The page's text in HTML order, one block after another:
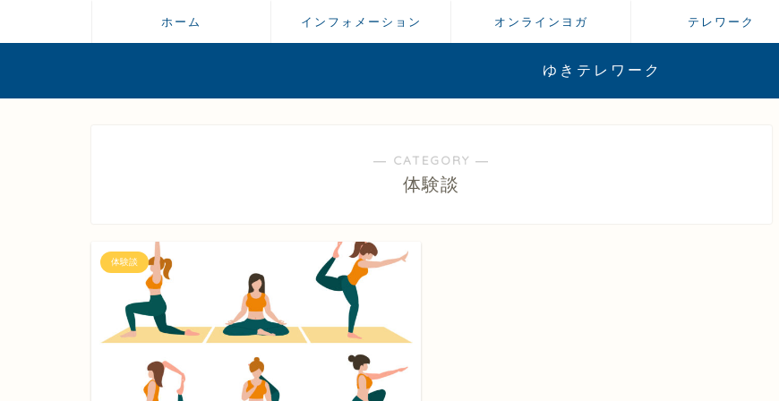
ホーム インフォメーション オンラインヨガ テレワーク
ゆきテレワーク
― CATEGORY ―
体験談
体験談